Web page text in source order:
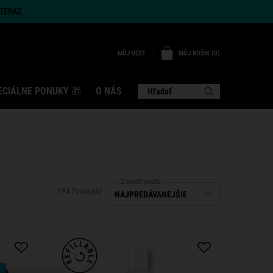
MÔJ ÚČET MÔJ KOŠÍK 0
0 VÝROBOK
PONUKY 🎁 O NÁS Hľadať
194 Produkty
Zoradiť podľa